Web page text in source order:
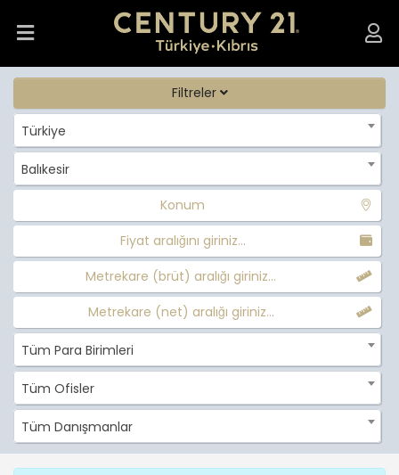
Filtreler
Türkiye
Balıkesir
Konum
Fiyat aralığını giriniz...
Metrekare (brüt) aralığı giriniz...
Metrekare (net) aralığı giriniz...
Tüm Para Birimleri
Tüm Ofisler
Tüm Danışmanlar